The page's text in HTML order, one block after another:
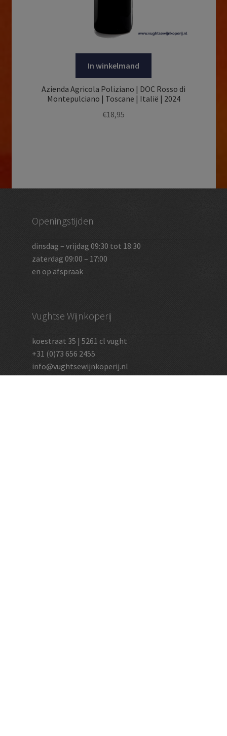
In winkelmand
Azienda Agricola Poliziano | DOC Rosso di
Montepulciano | Toscane | Italië | 2024
€18,95
Openingstijden
dinsdag – vrijdag 09:30 tot 18:30
zaterdag 09:00 – 17:00
en op afspraak
Vughtse Wijnkoperij
koestraat 35 | 5261 cl vught
+31 (0)73 656 2455
info@vughtsewijnkoperij.nl